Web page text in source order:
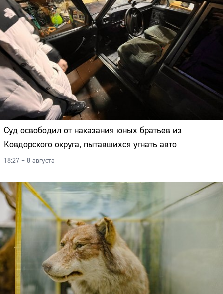
Суд освободил от наказания юных братьев из
Ковдорского округа, пытавшихся угнать авто
18:27 – 8 августа